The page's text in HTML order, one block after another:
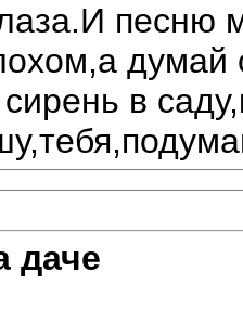
песню
думай
в
даче